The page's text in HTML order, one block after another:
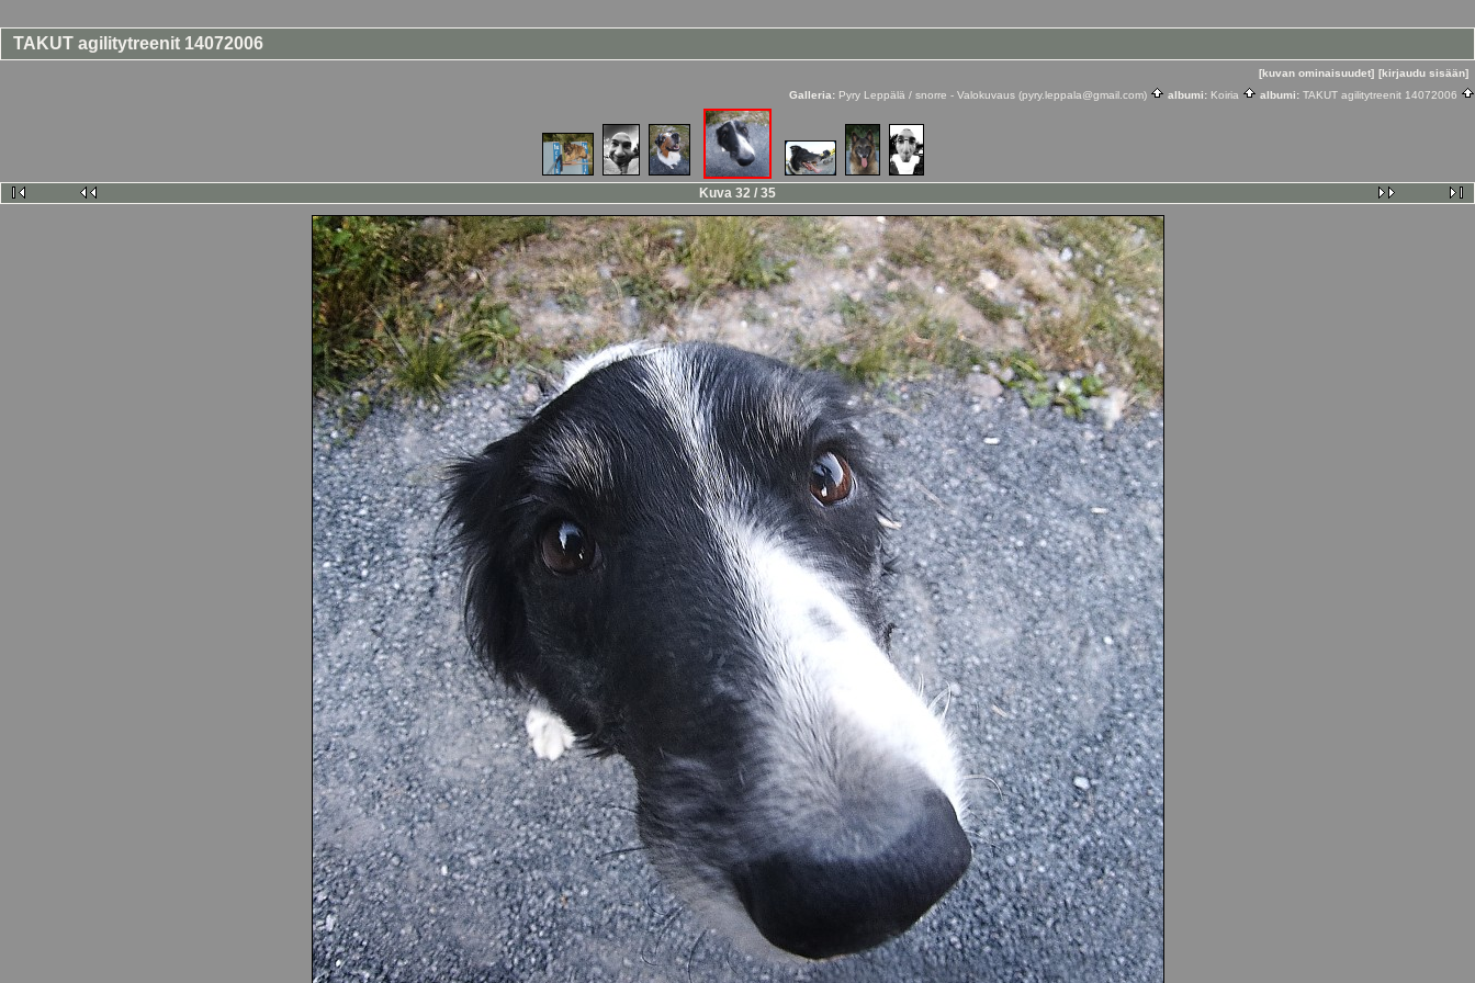
TAKUT agilitytreenit 14072006
[kuvan ominaisuudet] [kirjaudu sisään]
Galleria: Pyry Leppälä / snorre - Valokuvaus (pyry.leppala@gmail.com) albumi: Koiria albumi: TAKUT agilitytreenit 14072006
Kuva 32 / 35